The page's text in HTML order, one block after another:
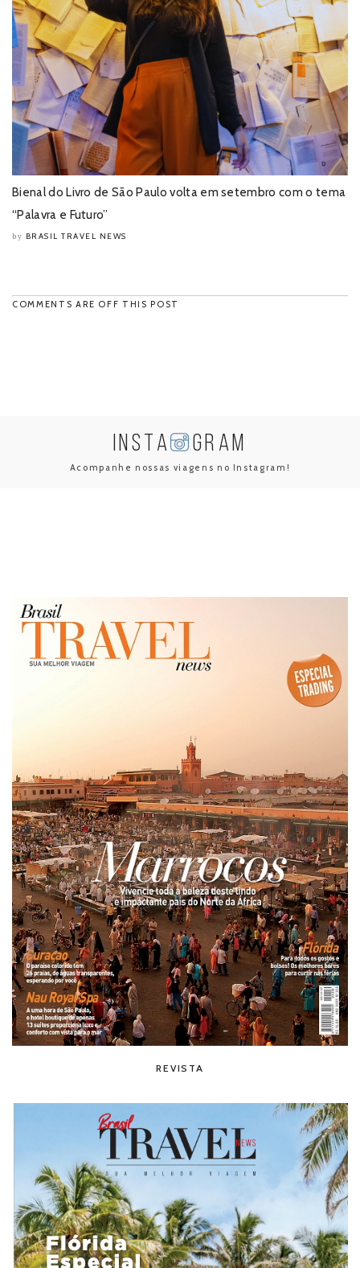
Bienal do Livro de São Paulo volta em setembro com o tema
“Palavra e Futuro”
by BRASIL TRAVEL NEWS
COMMENTS ARE OFF THIS POST
INSTA GRAM
Acompanhe nossas viagens no Instagram!
REVISTA